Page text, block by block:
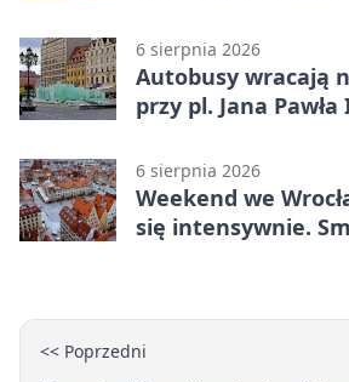
6 sierpnia 2026
Autobusy wracają
przy pl. Jana
6 sierpnia 2026
Weekend we
się intensywnie.
<< Poprzedni